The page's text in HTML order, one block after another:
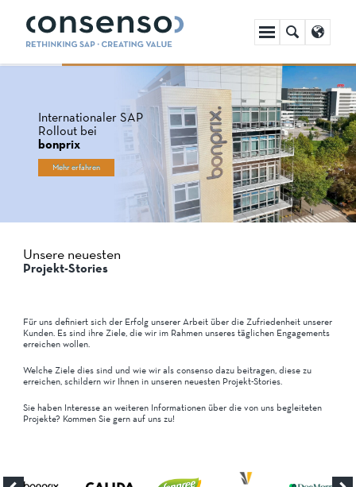
Navigation
überspringen
Internationaler SAP
Rollout bei
bonprix
Mehr erfahren
Unsere neuesten
Projekt-Stories
Für uns definiert sich der Erfolg unserer Arbeit über die Zufriedenheit unserer
Kunden. Es sind ihre Ziele, die wir im Rahmen unseres täglichen Engagements
erreichen wollen.
Welche Ziele dies sind und wie wir als consenso dazu beitragen, diese zu
erreichen, schildern wir Ihnen in unseren neuesten Projekt-Stories.
Sie haben Interesse an weiteren Informationen über die von uns begleiteten
Projekte? Kommen Sie gern auf uns zu!